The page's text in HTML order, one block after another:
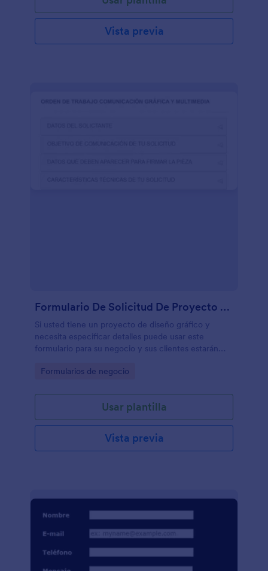
Vista previa
Formulario De Solicitud De Proyecto De Diseño Gráfico Y Multimedia
Si usted tiene un proyecto de diseño gráfico y
necesita especificar detalles puede usar este
formulario para su negocio y sus clientes estarán
Go to Category:
Formularios de negocio
Usar plantilla
Vista previa